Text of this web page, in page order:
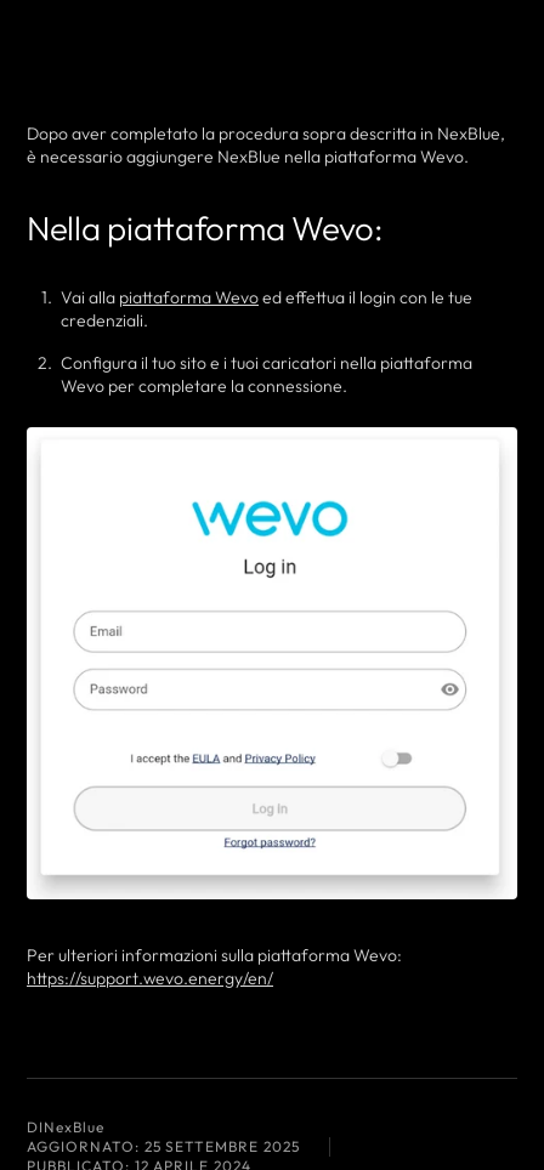
Dopo aver completato la procedura sopra descritta in NexBlue,
è necessario aggiungere NexBlue nella piattaforma Wevo.
Nella piattaforma Wevo:
Vai alla piattaforma Wevoed effettua il login con le tue
credenziali.
Configura il tuo sito e i tuoi caricatori nella piattaforma
Wevo per completare la connessione.
Per ulteriori informazioni sulla piattaforma Wevo:
https://support.wevo.energy/en/
DI NexBlue
AGGIORNATO: 25 SETTEMBRE 2025
PUBBLICATO: 12 APRILE 2024